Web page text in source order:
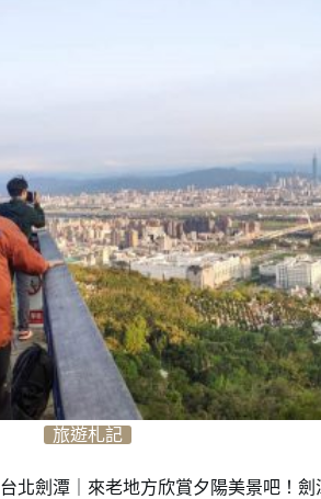
旅遊札記
台北劍潭｜來老地方欣賞夕陽美景吧！劍